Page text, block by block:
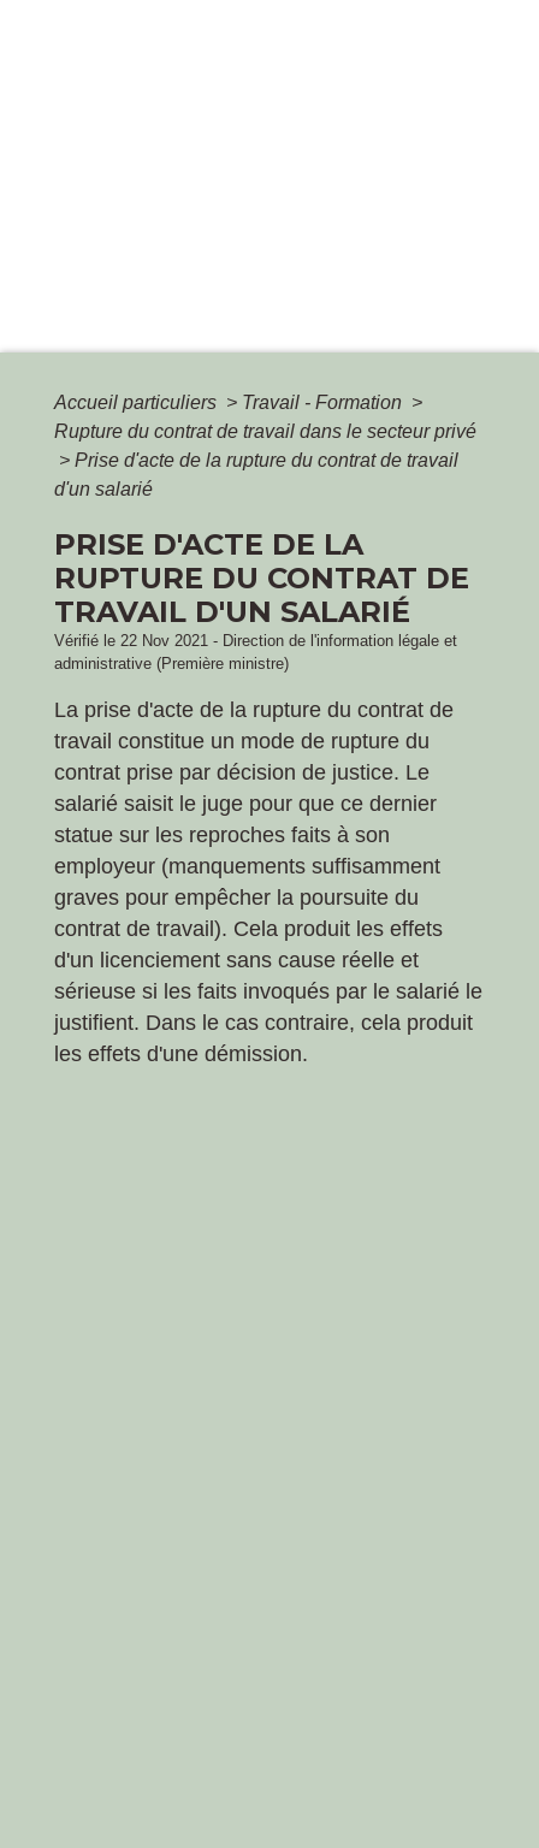
Accueil particuliers > Travail - Formation >
Rupture du contrat de travail dans le secteur privé
> Prise d'acte de la rupture du contrat de travail
d'un salarié
PRISE D'ACTE DE LA
RUPTURE DU CONTRAT DE
TRAVAIL D'UN SALARIÉ
Vérifié le 22 Nov 2021 - Direction de l'information légale et
administrative (Première ministre)
La prise d'acte de la rupture du contrat de
travail constitue un mode de rupture du
contrat prise par décision de justice. Le
salarié saisit le juge pour que ce dernier
statue sur les reproches faits à son
employeur (manquements suffisamment
graves pour empêcher la poursuite du
contrat de travail). Cela produit les effets
d'un licenciement sans cause réelle et
sérieuse si les faits invoqués par le salarié le
justifient. Dans le cas contraire, cela produit
les effets d'une démission.